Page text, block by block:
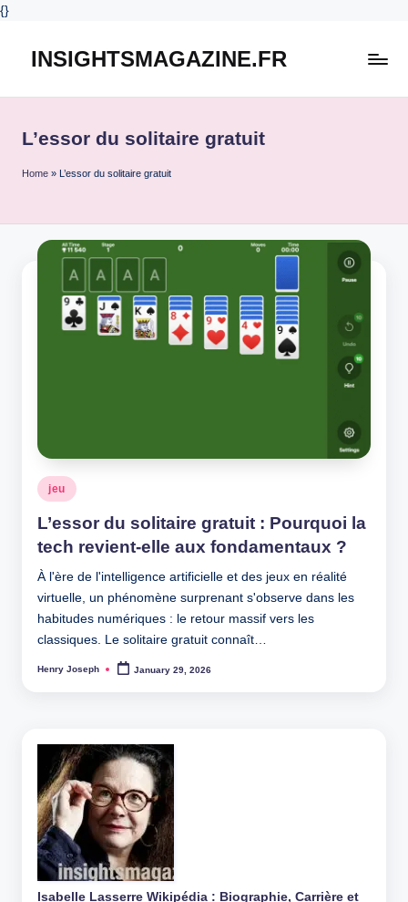
{}
INSIGHTSMAGAZINE.FR
L’essor du solitaire gratuit
Home » L’essor du solitaire gratuit
Posted
in
jeu
L’essor du solitaire gratuit : Pourquoi la
tech revient-elle aux fondamentaux ?
À l'ère de l'intelligence artificielle et des jeux en réalité
virtuelle, un phénomène surprenant s'observe dans les
habitudes numériques : le retour massif vers les
classiques. Le solitaire gratuit connaît…
Posted
Henry Joseph January 29, 2026
Isabelle Lasserre Wikipédia : Biographie, Carrière et